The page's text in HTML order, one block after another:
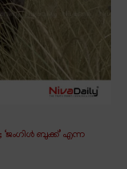
‘ജംഗിൾ ബുക്ക്’ എന്ന